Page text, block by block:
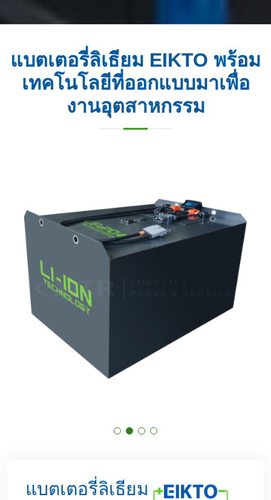
แบตเตอรี่ลิเธียม EIKTO พร้อม
เทคโนโลยีที่ออกแบบมาเพื่อ
งานอุตสาหกรรม
แบตเตอรี่ลิเธียม